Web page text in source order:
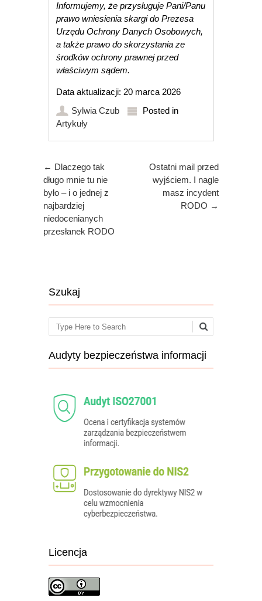
Informujemy, że przysługuje Pani/Panu
prawo wniesienia skargi do Prezesa
Urzędu Ochrony Danych Osobowych,
a także prawo do skorzystania ze
środków ochrony prawnej przed
właściwym sądem.
Data aktualizacji: 20 marca 2026
Sylwia Czub
Posted in
Artykuły
Post navigation
← Dlaczego tak
długo mnie tu nie
było – i o jednej z
najbardziej
niedocenianych
przesłanek RODO
Ostatni mail przed
wyjściem. I nagle
masz incydent
RODO →
Szukaj
Search
Audyty bezpieczeństwa informacji
Licencja